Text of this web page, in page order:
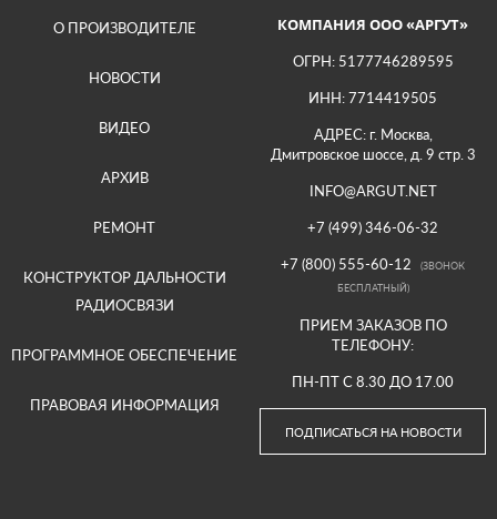
О ПРОИЗВОДИТЕЛЕ
НОВОСТИ
ВИДЕО
АРХИВ
РЕМОНТ
КОНСТРУКТОР ДАЛЬНОСТИ
РАДИОСВЯЗИ
ПРОГРАММНОЕ ОБЕСПЕЧЕНИЕ
ПРАВОВАЯ ИНФОРМАЦИЯ
КОМПАНИЯ ООО «АРГУТ»
ОГРН: 5177746289595
ИНН: 7714419505
АДРЕС: г. Москва,
Дмитровское шоссе, д. 9 стр. 3
INFO@ARGUT.NET
+7 (499) 346-06-32
+7 (800) 555-60-12
(ЗВОНОК
БЕСПЛАТНЫЙ)
ПРИЕМ ЗАКАЗОВ ПО
ТЕЛЕФОНУ:
ПН-ПТ С 8.30 ДО 17.00
ПОДПИСАТЬСЯ НА НОВОСТИ